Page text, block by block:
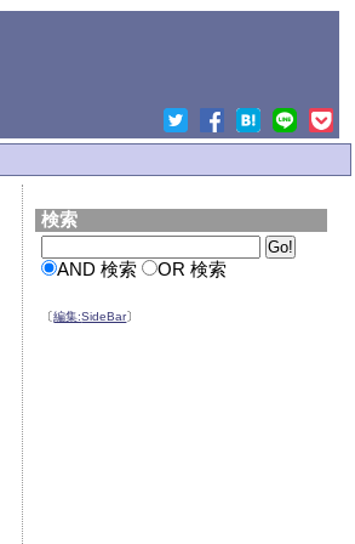
検索
AND 検索 OR 検索
〔編集:SideBar〕